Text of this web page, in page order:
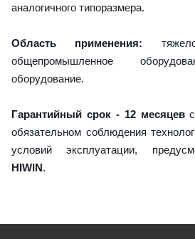
аналогичного типоразмера.
Область применения:
общепромышленное
оборудование.
Гарантийный срок - 12 месяцевс
обязательном соблюдения
условий эксплуатации,
HIWIN.